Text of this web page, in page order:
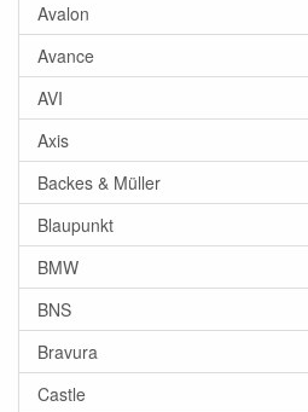
Avalon
Avance
AVI
Axis
Backes & Müller
Blaupunkt
BMW
BNS
Bravura
Castle